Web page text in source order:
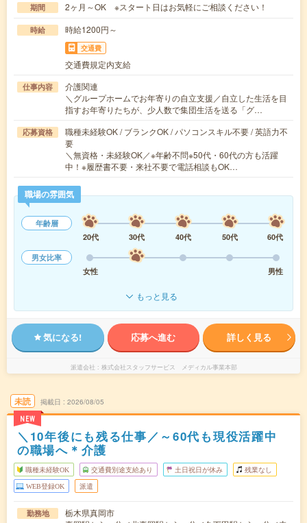
期間 2ヶ月～OK ※スタート日はお気軽にご相談ください！
時給 時給1200円～
交通費
交通費規定内支給
仕事内容
介護関連
＼グループホームでお年寄りの自立支援／自立した生活を目
指すお年寄りたちが、少人数で集団生活を送る「グ…
応募資格
職種未経験OK / ブランクOK / パソコンスキル不要 / 英語力不
要
＼無資格・未経験OK／※年齢不問※50代・60代の方も活躍
中！※履歴書不要・来社不要で電話相談もOK…
職場の雰囲気
年齢層
20代
30代 40代 50代
60代
男女比率
女性
男性
もっと見る
気になる! 応募へ進む 詳しく見る
派遣会社 株式会社スタッフサービス メディカル事業本部
未読
NEW
掲載日 2026/08/05
＼10年後にも残る仕事／～60代も現役活躍中
の職場へ＊介護
職種未経験OK 交通費別途支給あり 土日祝日が休み 残業なし
WEB登録OK 派遣
勤務地
栃木県真岡市